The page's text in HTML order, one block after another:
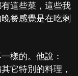
這些菜，這些我
餐感覺是在吃剩
樣的。他說：
它特別的料理，